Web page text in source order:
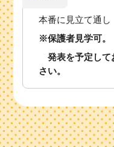
本番に見立て通し
※保護者見学可。
発表を予定して
さい。